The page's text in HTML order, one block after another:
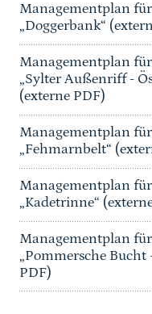
Managementplan
„Doggerbank“
Managementplan
„Sylter Außenriff -
(externe PDF)
Managementplan
„Fehmarnbelt“
Managementplan
„Kadetrinne“
Managementplan
„Pommersche
PDF)